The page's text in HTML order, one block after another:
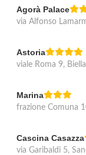
Agorà Palace
via Alfonso
Astoria
viale Roma 9, Biella
Marina
frazione Comuna
Cascina Casazza
via Garibaldi 5,